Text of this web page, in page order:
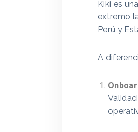
Kiki es
extremo
Perú y
A